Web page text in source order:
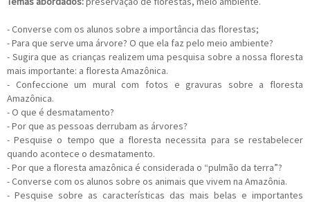
- Converse com os alunos sobre a importância das florestas;
- Para que serve uma árvore? O que ela faz pelo meio ambiente?
- Sugira que as crianças realizem uma pesquisa sobre a nossa floresta
mais importante: a floresta Amazônica.
- Confeccione um mural com fotos e gravuras sobre a floresta
Amazônica.
- O que é desmatamento?
- Por que as pessoas derrubam as árvores?
- Pesquise o tempo que a floresta necessita para se restabelecer
quando acontece o desmatamento.
- Por que a floresta amazônica é considerada o “pulmão da terra”?
- Converse com os alunos sobre os animais que vivem na Amazônia.
- Pesquise sobre as características das mais belas e importantes